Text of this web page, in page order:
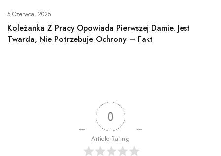
5 Czerwca, 2025
Koleżanka Z Pracy Opowiada Pierwszej Damie. Jest
Twarda, Nie Potrzebuje Ochrony – Fakt
0
Article Rating